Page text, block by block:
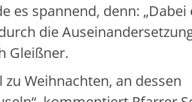
es spannend, denn:
die
Gleißner.
Weihnachten, an dessen